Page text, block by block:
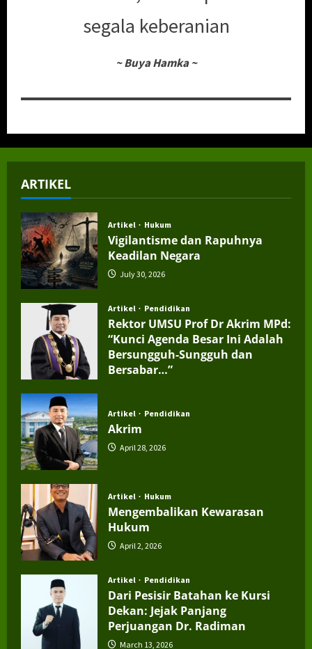
segala keberanian
~ Buya Hamka ~
ARTIKEL
Artikel Hukum
Vigilantisme dan Rapuhnya
Keadilan Negara
July 30, 2026
Artikel Pendidikan
Rektor UMSU Prof Dr Akrim MPd:
“Kunci Agenda Besar Ini Adalah
Bersungguh-Sungguh dan
Bersabar…”
Artikel Pendidikan
Akrim
April 28, 2026
Artikel Hukum
Mengembalikan Kewarasan
Hukum
April 2, 2026
Artikel Pendidikan
Dari Pesisir Batahan ke Kursi
Dekan: Jejak Panjang
Perjuangan Dr. Radiman
March 13, 2026